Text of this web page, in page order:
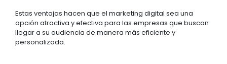
Estas ventajas hacen que el marketing digital sea una
opción atractiva y efectiva para las empresas que buscan
llegar a su audiencia de manera más eficiente y
personalizada.